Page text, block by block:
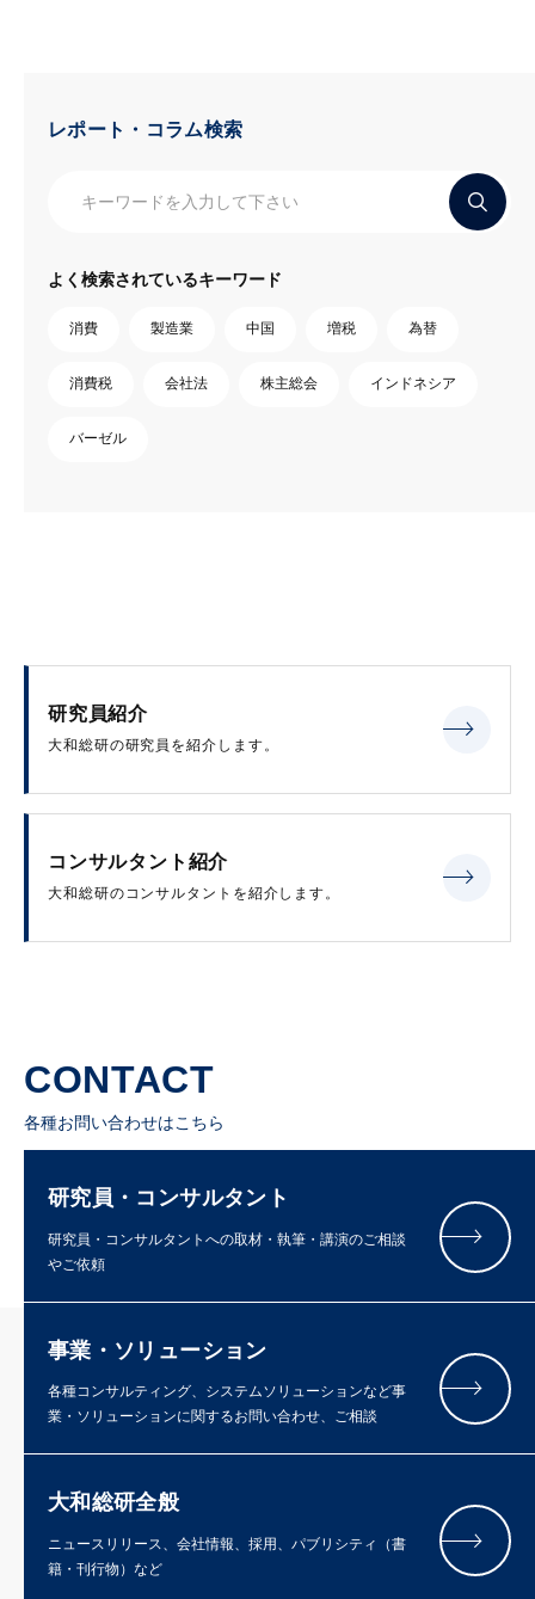
レポート・コラム検索
よく検索されているキーワード
消費 製造業 中国 増税 為替
消費税 会社法 株主総会 インドネシア
バーゼル
研究員紹介
大和総研の研究員を紹介します。
コンサルタント紹介
大和総研のコンサルタントを紹介します。
CONTACT
各種お問い合わせはこちら
研究員・コンサルタント
研究員・コンサルタントへの取材・執筆・講演のご相談
やご依頼
事業・ソリューション
各種コンサルティング、システムソリューションなど事
業・ソリューションに関するお問い合わせ、ご相談
大和総研全般
ニュースリリース、会社情報、採用、パブリシティ（書
籍・刊行物）など